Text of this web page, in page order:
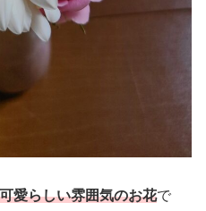
可愛らしい雰囲気のお花で